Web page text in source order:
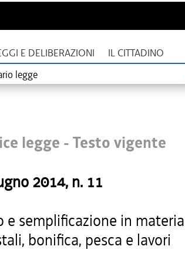
E DELIBERAZIONI IL CITTADINO
legge
legge - Testo vigente
2014, n. 11
e semplificazione in
bonifica, pesca e lavori